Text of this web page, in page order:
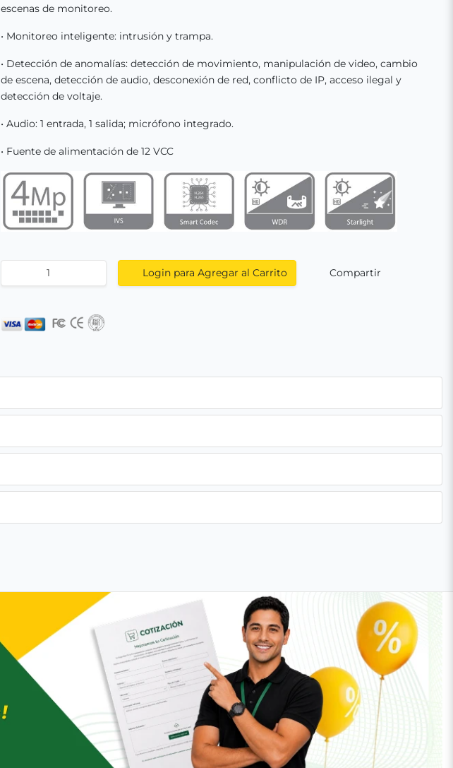
escenas de monitoreo.
• Monitoreo inteligente: intrusión y trampa.
• Detección de anomalías: detección de movimiento, manipulación de video, cambio
de escena, detección de audio, desconexión de red, conflicto de IP, acceso ilegal y
detección de voltaje.
• Audio: 1 entrada, 1 salida; micrófono integrado.
• Fuente de alimentación de 12 VCC
Login para Agregar al Carrito Compartir